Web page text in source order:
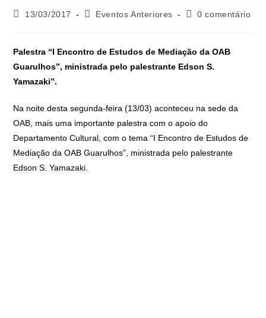
13/03/2017 Eventos Anteriores 0 comentário
Palestra “I Encontro de Estudos de Mediação da OAB
Guarulhos”, ministrada pelo palestrante Edson S.
Yamazaki”.
Na noite desta segunda-feira (13/03) aconteceu na sede da
OAB, mais uma importante palestra com o apoio do
Departamento Cultural, com o tema “I Encontro de Estudos de
Mediação da OAB Guarulhos”, ministrada pelo palestrante
Edson S. Yamazaki.